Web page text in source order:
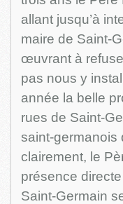
allant jusqu’à
maire de Saint-
œuvrant à
pas nous y
année la belle
rues de Saint-
saint-germanois
clairement, le
présence
Saint-Germain